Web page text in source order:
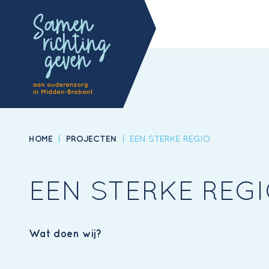
HOME | PROJECTEN | EEN STERKE REGIO
EEN STERKE
Wat doen wij?